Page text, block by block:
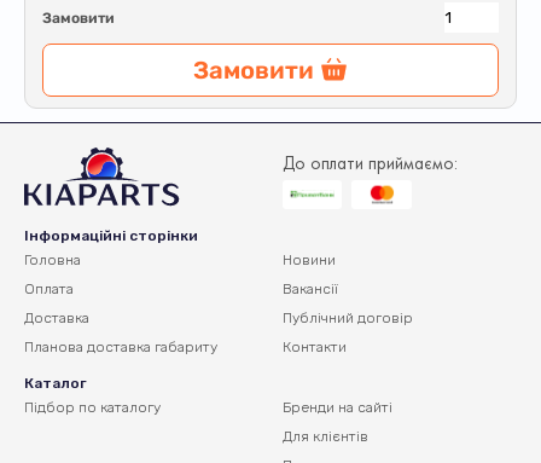
Замовити
Замовити
До оплати приймаємо:
Інформаційні сторінки
Головна
Оплата
Доставка
Планова доставка габариту
Новини
Вакансії
Публічний договір
Контакти
Каталог
Підбор по каталогу
Бренди на сайті
Для клієнтів